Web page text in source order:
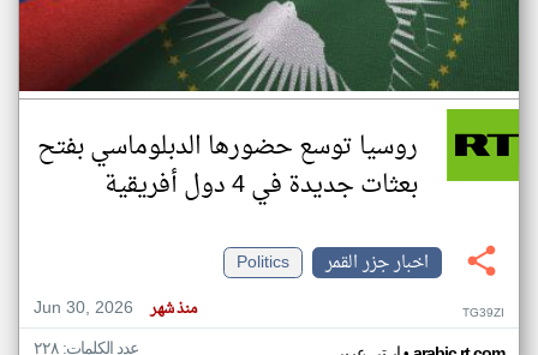
روسيا توسع حضورها الدبلوماسي بفتح
بعثات جديدة في 4 دول أفريقية
اخبار جزر القمر
Politics
Jun 30, 2026
منذ شهر TG39ZI
عدد الكلمات: ٢٢٨